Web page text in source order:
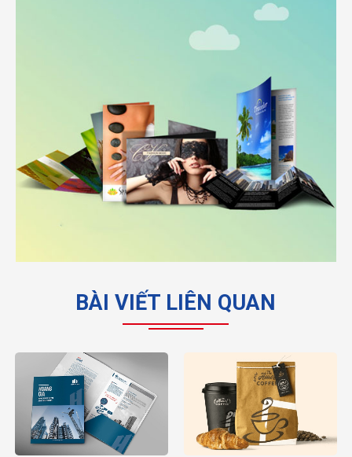
BÀI VIẾT LIÊN QUAN